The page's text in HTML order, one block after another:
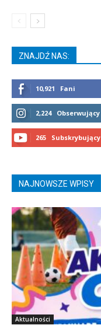
ZNAJDŹ NAS:
10,921 Fani
2,224 Obserwujący
265 Subskrybujący
NAJNOWSZE WPISY
Aktualności